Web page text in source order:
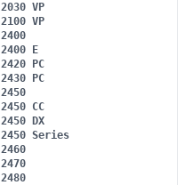
2030 VP
2100 VP
2400
2400 E
2420 PC
2430 PC
2450
2450 CC
2450 DX
2450 Series
2460
2470
2480